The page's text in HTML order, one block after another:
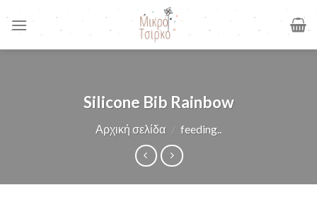
Silicone Bib Rainbow
Αρχική σελίδα / feeding..